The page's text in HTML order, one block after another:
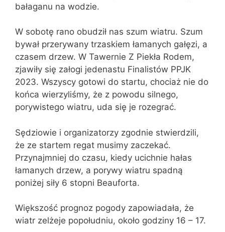
bałaganu na wodzie.
W sobotę rano obudził nas szum wiatru. Szum
bywał przerywany trzaskiem łamanych gałęzi, a
czasem drzew. W Tawernie Z Piekła Rodem,
zjawiły się załogi jedenastu Finalistów PPJK
2023. Wszyscy gotowi do startu, chociaż nie do
końca wierzyliśmy, że z powodu silnego,
porywistego wiatru, uda się je rozegrać.
Sędziowie i organizatorzy zgodnie stwierdzili,
że ze startem regat musimy zaczekać.
Przynajmniej do czasu, kiedy ucichnie hałas
łamanych drzew, a porywy wiatru spadną
poniżej siły 6 stopni Beauforta.
Większość prognoz pogody zapowiadała, że
wiatr zelżeje popołudniu, około godziny 16 – 17.